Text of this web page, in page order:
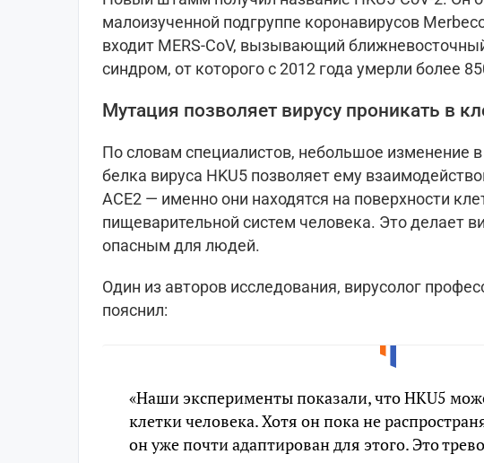
малоизученной подгруппе коронавирусов
входит MERS-CoV, вызывающий
синдром, от которого с 2012 года умерли более
Мутация позволяет вирусу проникать в
По словам специалистов, небольшое изменение
белка вируса HKU5 позволяет ему
ACE2 — именно они находятся на поверхности
пищеварительной систем человека. Это делает
опасным для людей.
Один из авторов исследования, вирусолог
пояснил:
«Наши эксперименты показали, что HKU5
клетки человека. Хотя он пока не
он уже почти адаптирован для этого. Это